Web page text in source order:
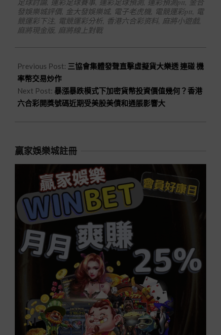
發娛樂城評價, 金大發娛樂城, 電子老虎機, 電競運彩ptt, 電
競運彩下注, 電競運彩分析, 香港六合彩资料, 麻將小遊戲,
麻將現金版, 麻將線上對戰
Previous Post: 三協會集體發聲直擊虛擬貨大樂透 連碰 機
率幣交易炒作
Next Post: 暴漲暴跌模式下加密貨幣投資價值幾何？香港
六合彩開獎號碼近期受美股美債和通脹影響大
贏家娛樂城註冊